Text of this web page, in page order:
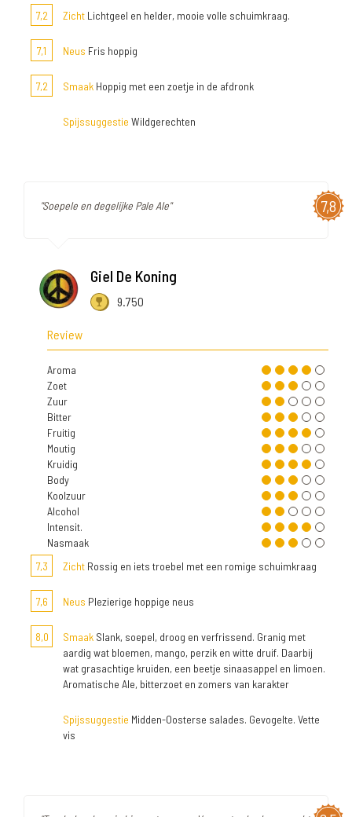
7,2 Zicht Lichtgeel en helder, mooie volle schuimkraag.
7,1 Neus Fris hoppig
7,2 Smaak Hoppig met een zoetje in de afdronk
Spijssuggestie Wildgerechten
7,8
"Soepele en degelijke Pale Ale"
Giel De Koning
9.750
Review
Aroma
Zoet
Zuur
Bitter
Fruitig
Moutig
Kruidig
Body
Koolzuur
Alcohol
Intensit.
Nasmaak
7,3
Zicht Rossig en iets troebel met een romige schuimkraag
7,6 Neus Plezierige hoppige neus
8,0 Smaak Slank, soepel, droog en verfrissend. Granig met
aardig wat bloemen, mango, perzik en witte druif. Daarbij
wat grasachtige kruiden, een beetje sinaasappel en limoen.
Aromatische Ale, bitterzoet en zomers van karakter
Spijssuggestie Midden-Oosterse salades. Gevogelte. Vette
vis